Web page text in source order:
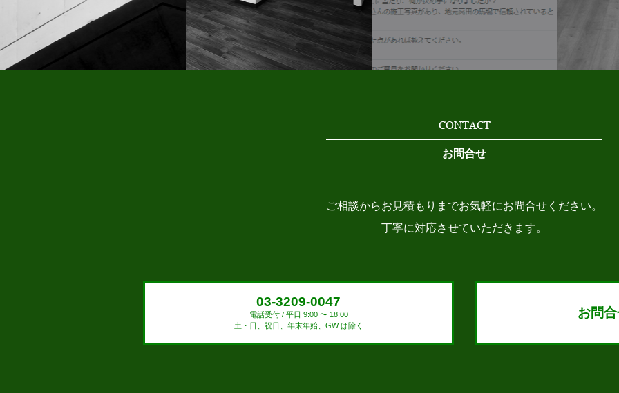
CONTACT
お問合せ
ご相談からお見積もりまでお気軽にお問合せください。
丁寧に対応させていただきます。
03-3209-0047
電話受付 / 平日 9:00 〜 18:00
土・日、祝日、年末年始、GW は除く
お問